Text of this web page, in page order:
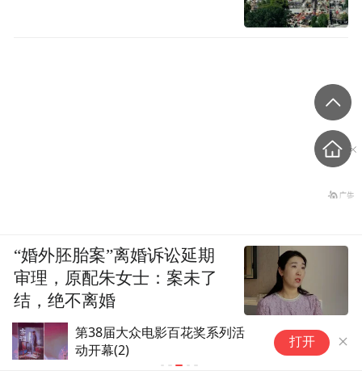
SpaceX火箭残骸撞月，中国卫
星记录关键画面
打开
“婚外胚胎案”离婚诉讼延期
审理，原配朱女士：案未了
结，绝不离婚